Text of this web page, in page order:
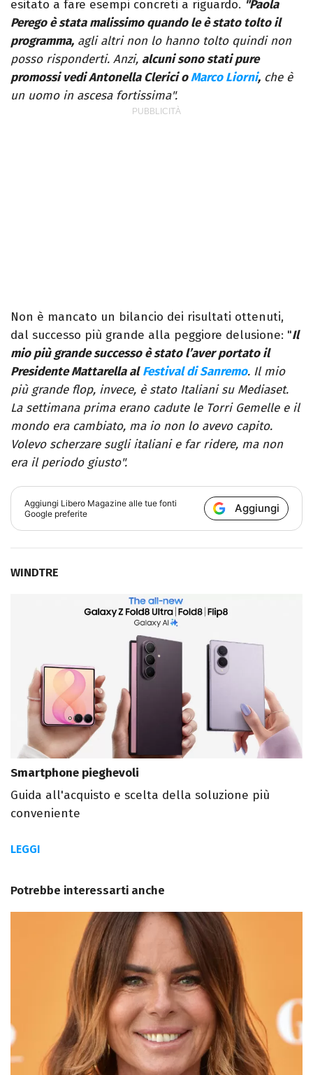
esitato a fare esempi concreti a riguardo. "Paola
Perego è stata malissimo quando le è stato tolto il
programma, agli altri non lo hanno tolto quindi non
posso risponderti. Anzi, alcuni sono stati pure
promossi vedi Antonella Clerici oMarco Liorni, che è
un uomo in ascesa fortissima".
Non è mancato un bilancio dei risultati ottenuti,
dal successo più grande alla peggiore delusione: "Il
mio più grande successo è stato l’aver portato il
Presidente Mattarella al Festival di Sanremo. Il mio
più grande flop, invece, è stato Italiani su Mediaset.
La settimana prima erano cadute le Torri Gemelle e il
mondo era cambiato, ma io non lo avevo capito.
Volevo scherzare sugli italiani e far ridere, ma non
era il periodo giusto".
Aggiungi Libero Magazine alle tue fonti
Google preferite
Aggiungi
WINDTRE
Smartphone pieghevoli
Guida all'acquisto e scelta della soluzione più
conveniente
LEGGI
Potrebbe interessarti anche